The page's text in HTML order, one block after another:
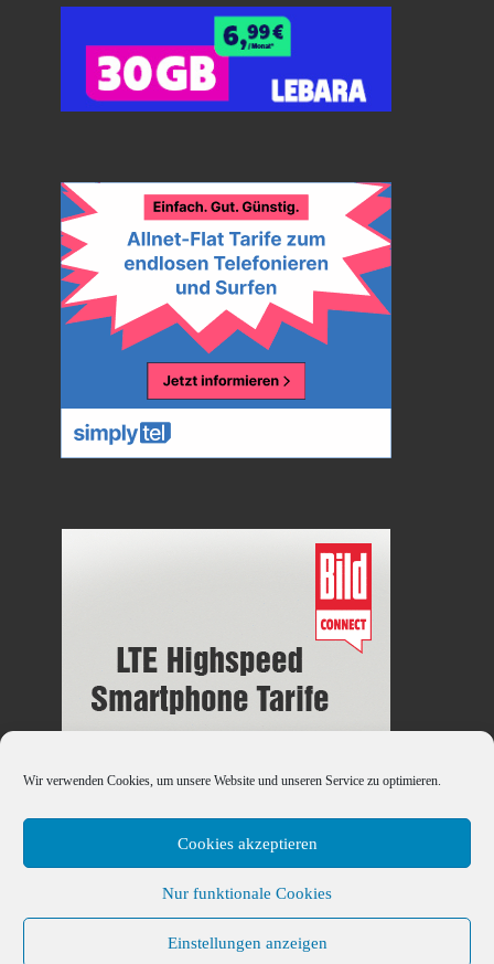
Wir verwenden Cookies, um unsere Website und unseren Service zu optimieren.
Cookies akzeptieren
Nur funktionale Cookies
Einstellungen anzeigen
© 2026Handy-DSL-Tarif.Info– Alle Rechte vorbehalten
WP– Entworfen mit demCustomizr-Theme